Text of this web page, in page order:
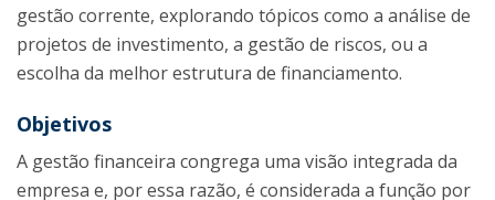
gestão corrente, explorando tópicos como a análise de
projetos de investimento, a gestão de riscos, ou a
escolha da melhor estrutura de financiamento.
Objetivos
A gestão financeira congrega uma visão integrada da
empresa e, por essa razão, é considerada a função por